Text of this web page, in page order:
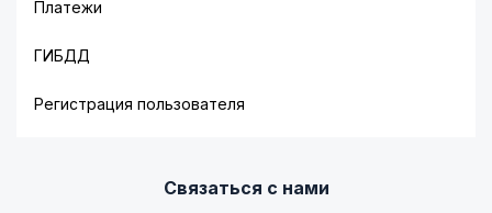
Платежи
ГИБДД
Регистрация пользователя
Связаться с нами